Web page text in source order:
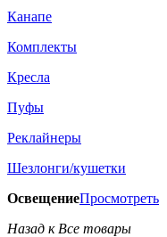
Канапе
Комплекты
Кресла
Пуфы
Реклайнеры
Шезлонги/кушетки
ОсвещениеПросмотреть
Назад к Все товары